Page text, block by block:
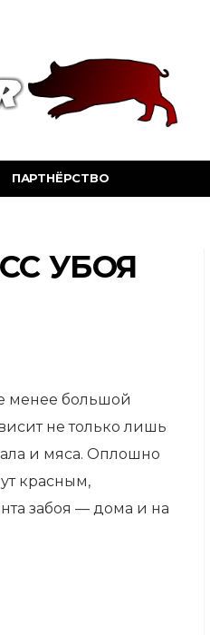
ПАРТНЁРСТВО
УБОЯ
менее большой
не только лишь
и мяса. Оплошно
красным,
забоя — дома и на